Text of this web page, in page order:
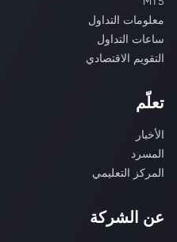
معلومات التداول
ساعات التداول
التقويم الاقتصادي
تعلّم
الأخبار
المسرد
المركز التعليمي
عن الشركة